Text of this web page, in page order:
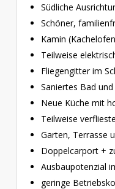
Südliche
Schöner,
Kamin
Teilweise
Fliegengitter im
Saniertes Bad und
Neue Küche mit
Teilweise
Garten, Terrasse
Doppelcarport +
Ausbaupotenzial
geringe